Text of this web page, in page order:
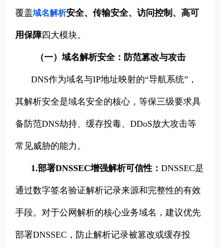
覆盖域名解析安全、传输安全、访问控制、高可
用保障四大模块。
（一）域名解析安全：防范篡改与攻击
DNS作为域名与IP地址映射的“导航系统”，
其解析安全是域名安全的核心，等保三级要求具
备防范DNS劫持、缓存投毒、DDoS放大攻击等
常见威胁的能力。
1.部署DNSSEC增强解析可信性：DNSSEC是
通过数字签名验证解析记录来源和完整性的有效
手段。对于公网解析的核心业务域名，建议优先
部署DNSSEC，防止解析记录被篡改或缓存投